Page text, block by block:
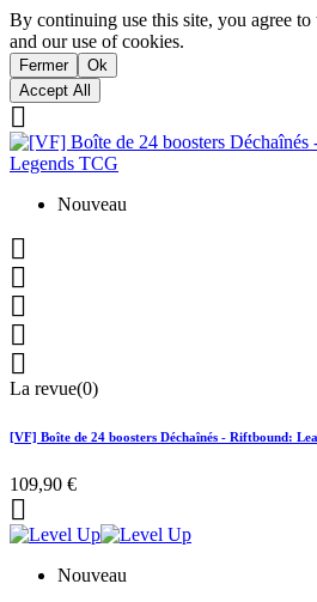
By continuing use this site, you agree to
and our use of cookies.
Fermer
Ok
Accept All

Nouveau





La revue(0)
[VF] Boîte de 24 boosters Déchaînés - Riftbound:
109,90 €

Nouveau